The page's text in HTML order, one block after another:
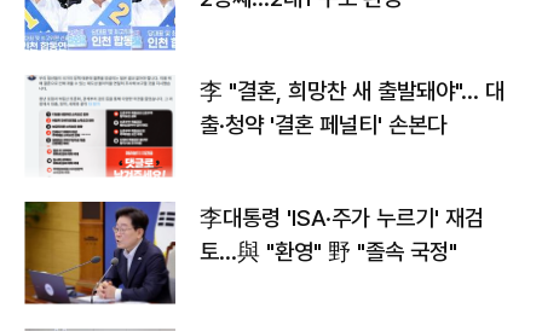
李 "결혼, 희망찬 새 출발돼야"… 대
출·청약 '결혼 페널티' 손본다
李대통령 'ISA·주가 누르기' 재검
토…與 "환영" 野 "졸속 국정"